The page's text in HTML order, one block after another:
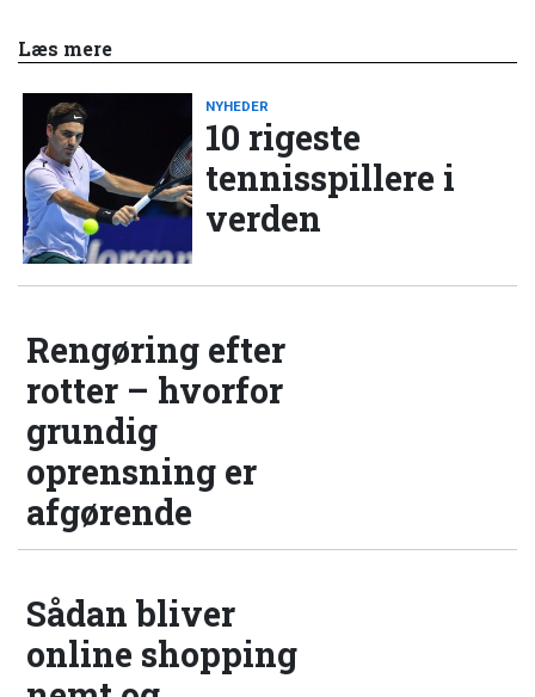
Læs mere
NYHEDER
10 rigeste
tennisspillere i
verden
Rengøring efter
rotter – hvorfor
grundig
oprensning er
afgørende
Sådan bliver
online shopping